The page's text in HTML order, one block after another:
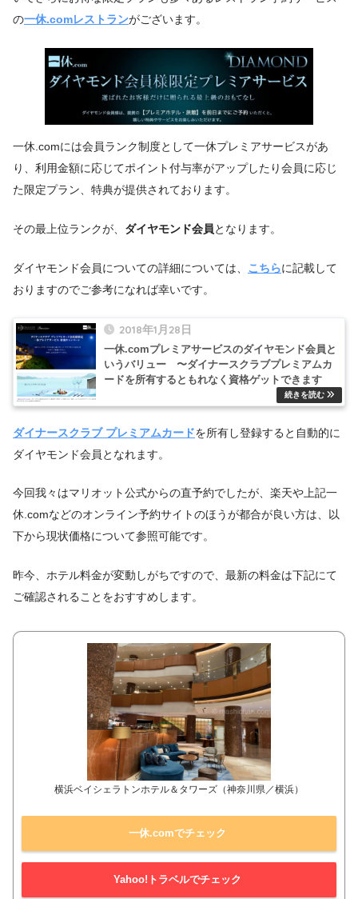
の一休.comレストランがございます。
一休.comには会員ランク制度として一休プレミアサービスがあ
り、利用金額に応じてポイント付与率がアップしたり会員に応じ
た限定プラン、特典が提供されております。
その最上位ランクが、 ダイヤモンド会員となります。
ダイヤモンド会員についての詳細については、 こちらに記載して
おりますのでご参考になれば幸いです。
2018年1月28日
一休.comプレミアサービスのダイヤモンド会員と
いうバリュー 〜ダイナースクラブプレミアムカ
ードを所有するともれなく資格ゲットできます
ダイナースクラブ プレミアムカードを所有し登録すると自動的に
ダイヤモンド会員となれます。
今回我々はマリオット公式からの直予約でしたが、楽天や上記一
休.comなどのオンライン予約サイトのほうが都合が良い方は、以
下から現状価格について参照可能です。
昨今、ホテル料金が変動しがちですので、最新の料金は下記にて
ご確認されることをおすすめします。
横浜ベイシェラトンホテル＆タワーズ（神奈川県／横浜）
一休.comでチェック
Yahoo!トラベルでチェック